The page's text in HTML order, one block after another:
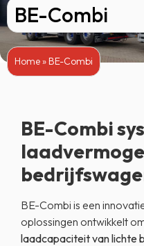
BE-Combi
Home» BE-Combi
BE-Combi
BE-Combi is een
oplossingen ontwikkelt
laadcapaciteit van lichte